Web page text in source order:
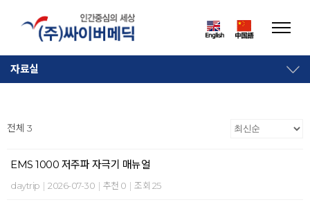
자료실
전체 3
EMS 1000 저주파 자극기 매뉴얼
daytrip | 2026-07-30 | 추천 0 | 조회 25